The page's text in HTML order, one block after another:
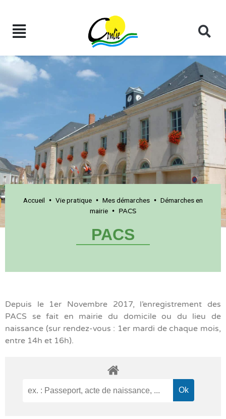
Accueil • Vie pratique • Mes démarches • Démarches en
mairie • PACS
PACS
Depuis le 1er Novembre 2017, l’enregistrement des
PACS se fait en mairie du domicile ou du lieu de
naissance (sur rendez-vous : 1er mardi de chaque mois,
entre 14h et 16h).